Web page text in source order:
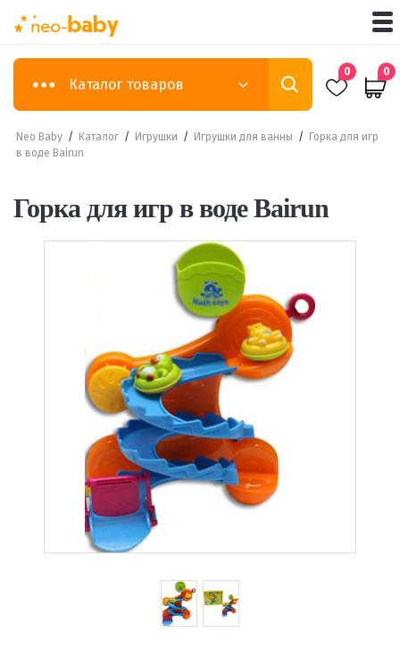
Каталог товаров
0 0
Neo Baby / Каталог / Игрушки / Игрушки для ванны /
Горка для игр
в воде Bairun
Горка для игр в воде Bairun